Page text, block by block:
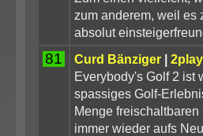
zum anderem, weil es
absolut
81 Curd Bänziger| 2play
Everybody's Golf 2 ist
spassiges Golf-
Menge
immer wieder aufs